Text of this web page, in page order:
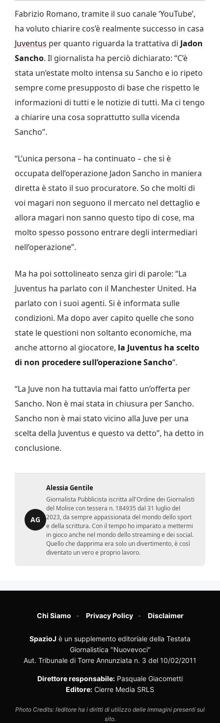
Fabrizio Romano, tramite il suo canale ‘YouTube’,
ha voluto chiarire cos’è realmente successo in casa
Juventus per quanto riguarda la trattativa di Jadon
Sancho. Il giornalista ha perciò dichiarato: “C’è
stata un’estate molto intensa su Sancho e io ripeto
sempre come presupposto di base che rispetto le
informazioni di tutti e le notizie di tutti. Ma ci tengo
a chiarire una cosa soprattutto sulla vicenda
Sancho”.
“L’unica persona – ha continuato – che si è
occupata dell’operazione Jadon Sancho in maniera
diretta è stato il suo procuratore. So che molti di
voi magari non seguono il mercato nel dettaglio e
allora magari non sanno questo tipo di cose, ma
molto spesso possono entrare degli intermediari
nell’operazione”.
Ma ha poi sottolineato senza giri di parole: “La
Juventus ha parlato con il Manchester United. Ha
parlato con i suoi agenti. Si è informata sulle
condizioni. Ma dopo aver capito quelle che sono
state le questioni non soltanto economiche, ma
anche attorno al giocatore, la Juventus ha scelto
di non procedere sull’operazione Sancho“.
“La Juve non ha tuttavia mai fatto un’offerta per
Sancho. Non è mai stata in chiusura per Sancho.
Sancho non è mai stato vicino alla Juve per una
scelta della Juventus e questo va detto”, ha detto in
conclusione.
AG
Alessia Gentile
Giornalista Pubblicista iscritta all'Ordine dei Giornalisti
del Molise con tessera n. 184935 dal 31 luglio del
2023, da sempre appassionata del mondo dello sport
e della scrittura. Con il tempo ho imparato a mettermi
in gioco anche nel mondo dello streaming e dei social.
Quello che dapprima era solo un divertimento, è così
diventato un vero e proprio lavoro.
Chi Siamo Privacy Policy Disclaimer
SpazioJ è un supplemento editoriale della Testata
Giornalistica "Nuovevoci"
Aut. Tribunale di Torre Annunziata n. 3 del 10/02/2011
Direttore responsabile: Pasquale Giacometti
Editore: Cierre Media SRLS
Photo Credits: l’editore ha i diritti di utilizzo delle immagini presenti sul
sito.